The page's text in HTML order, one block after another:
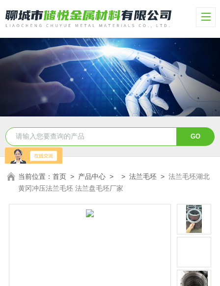
当前位置：首页 > 产品中心 > >法兰毛坯 >法兰毛坯湖北
黄冈冲压法兰毛坯 法兰盘毛坯厂家